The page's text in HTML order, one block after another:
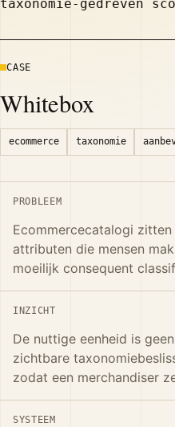
taxonomie-gedreven
CASE
Whitebox
ecommerce taxonomie
PROBLEEM
Ecommercecatalogi
attributen die mensen
moeilijk consequent
INZICHT
De nuttige eenheid is
zichtbare
zodat een merchandiser
SYSTEEM